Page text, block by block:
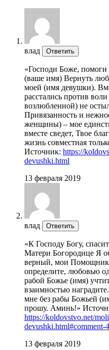
влад Ответить
«Господи Боже,
(ваше имя) Вернуть
моей (имя девушки).
расстались против
возлюбленной) не
Привязанность и
женщины) – мое
вместе сведет, Твое
жизнь совместная
Источник: https://
devushki.html
13 февраля 2019
влад Ответить
«К Господу Богу,
Матери Богородице Я
верный, мои
определите, любовью
рабой Божье (имя)
взаимностью
мне без рабы Божьей
прошу. Аминь!»
https://koldovstvo.net/
devushki.html#comment-
13 февраля 2019